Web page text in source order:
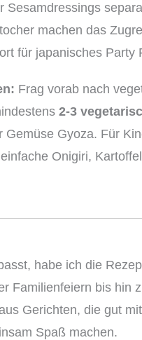
machen das
für japanisches Party
Frag vorab nach
2-3
Gyoza. Für
Onigiri,
habe ich die
Familienfeiern bis hin
Gerichten, die gut
Spaß machen.